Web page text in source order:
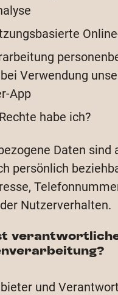
Verwendung
App
habe ich?
Daten sind
persönlich
Nutzerverhalten.
und